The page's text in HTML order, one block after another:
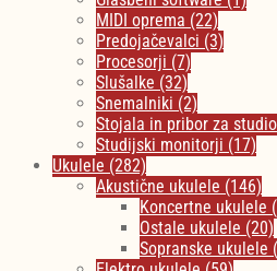
MIDI oprema (22)
Predojačevalci (3)
Procesorji (7)
Slušalke (32)
Snemalniki (2)
Stojala in pribor za studio
Studijski monitorji (17)
Ukulele (282)
Akustične ukulele (146)
Koncertne ukulele
Ostale ukulele (20)
Sopranske ukulele